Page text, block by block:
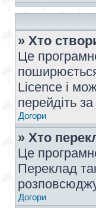
» Хто
Це
Licence і
перейдіть
Догори
» Хто
Це
Переклад
Догори